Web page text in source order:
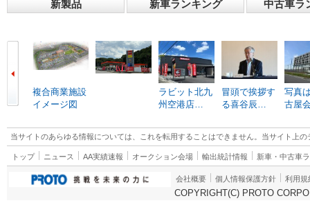
新製品
新車ランキング 中古車ラ
複合商業施設
イメージ図
ラビット北九
州空港店…
冒頭で挨拶す
る喜谷辰…
写真
古屋
当サイトのあらゆる情報については、これを転用することはできません。当サイト上
トップ ニュース AA実績速報 オークション会場 輸出統計情報 新車・中古車
会社概要 個人情報保護方針 利用規
COPYRIGHT(C) PROTO